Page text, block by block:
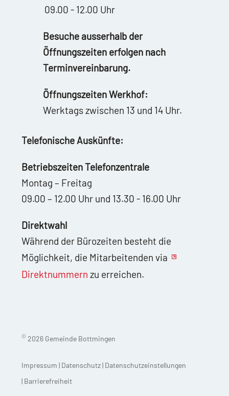
09.00 - 12.00 Uhr
Besuche ausserhalb der
Öffnungszeiten erfolgen nach
Terminvereinbarung.
Öffnungszeiten Werkhof:
Werktags zwischen 13 und 14 Uhr.
Telefonische Auskünfte:
Betriebszeiten Telefonzentrale
Montag – Freitag
09.00 – 12.00 Uhr und 13.30 - 16.00 Uhr
Direktwahl
Während der Bürozeiten besteht die
Möglichkeit, die Mitarbeitenden via
Direktnummern zu erreichen.
© 2026 Gemeinde Bottmingen
Impressum | Datenschutz| Datenschutzeinstellungen
| Barrierefreiheit